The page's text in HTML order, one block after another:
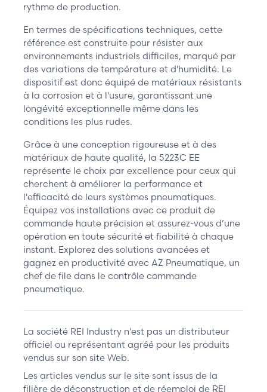
rythme de production.
En termes de spécifications techniques, cette
référence est construite pour résister aux
environnements industriels difficiles, marqué par
des variations de température et d'humidité. Le
dispositif est donc équipé de matériaux résistants
à la corrosion et à l'usure, garantissant une
longévité exceptionnelle même dans les
conditions les plus rudes.
Grâce à une conception rigoureuse et à des
matériaux de haute qualité, la 5223C EE
représente le choix par excellence pour ceux qui
cherchent à améliorer la performance et
l'efficacité de leurs systèmes pneumatiques.
Équipez vos installations avec ce produit de
commande haute précision et assurez-vous d’une
opération en toute sécurité et fiabilité à chaque
instant. Explorez des solutions avancées et
gagnez en productivité avec AZ Pneumatique, un
chef de file dans le contrôle commande
pneumatique.
La société REI Industry n'est pas un distributeur
officiel ou représentant agréé pour les produits
vendus sur son site Web.
Les articles vendus sur le site sont issus de la
filière de déconstruction et de réemploi de REI